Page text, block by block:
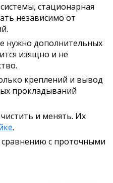
стационарная
независимо от
нужно дополнительных
изящно и не
креплений и вывод
прокладываний
и менять. Их
.
с проточными